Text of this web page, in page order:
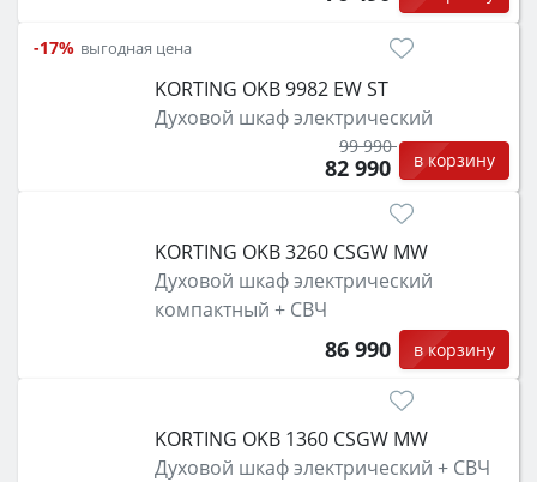
-17% выгодная цена
KORTING OKB 9982 EW ST
Духовой шкаф электрический
99 990
82 990 в корзину
KORTING OKB 3260 CSGW MW
Духовой шкаф электрический
компактный + СВЧ
86 990 в корзину
KORTING OKB 1360 CSGW MW
Духовой шкаф электрический + СВЧ